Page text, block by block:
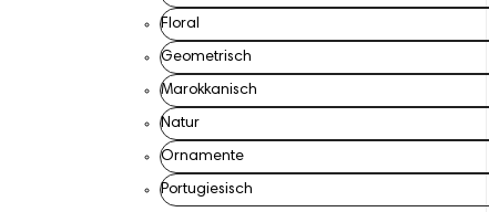
Floral
Geometrisch
Marokkanisch
Natur
Ornamente
Portugiesisch